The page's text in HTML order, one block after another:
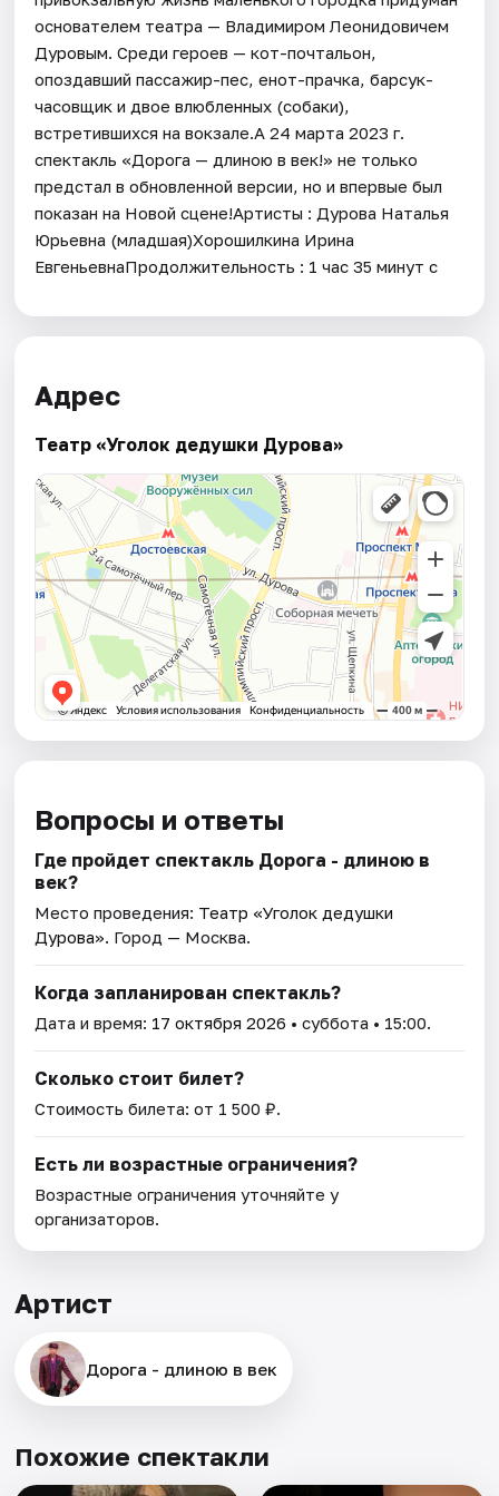
основателем театра — Владимиром Леонидовичем
Дуровым. Среди героев — кот-почтальон,
опоздавший пассажир-пес, енот-прачка, барсук-
часовщик и двое влюбленных (собаки),
встретившихся на вокзале.А 24 марта 2023 г.
спектакль «Дорога — длиною в век!» не только
предстал в обновленной версии, но и впервые был
показан на Новой сцене!Артисты : Дурова Наталья
Юрьевна (младшая)Хорошилкина Ирина
ЕвгеньевнаПродолжительность : 1 час 35 минут с
Адрес
Театр «Уголок дедушки Дурова»
Вопросы и ответы
Где пройдет спектакль Дорога - длиною в
век?
Место проведения: Театр «Уголок дедушки
Дурова». Город — Москва.
Когда запланирован спектакль?
Дата и время: 17 октября 2026 • суббота • 15:00.
Сколько стоит билет?
Стоимость билета: от 1 500 ₽.
Есть ли возрастные ограничения?
Возрастные ограничения уточняйте у
организаторов.
Артист
Дорога - длиною в век
Похожие спектакли